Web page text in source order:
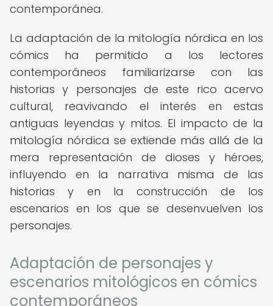
contemporánea.
La adaptación de la mitología nórdica en los
cómics ha permitido a los lectores
contemporáneos familiarizarse con las
historias y personajes de este rico acervo
cultural, reavivando el interés en estas
antiguas leyendas y mitos. El impacto de la
mitología nórdica se extiende más allá de la
mera representación de dioses y héroes,
influyendo en la narrativa misma de las
historias y en la construcción de los
escenarios en los que se desenvuelven los
personajes.
Adaptación de personajes y
escenarios mitológicos en cómics
contemporáneos